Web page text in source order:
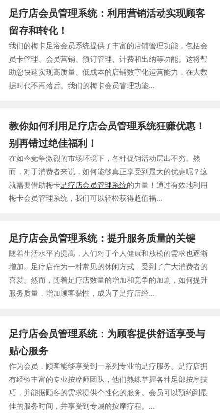
足疗店会员管理系统：利用营销活动实现顾客
留存和转化！
我们的梅卡足浴会员系统提供了丰富的店铺管理功能，包括会
员卡管理、会员营销、预订管理、计费和出纳等功能。这将帮
助您快速实现高质量、低成本的店铺数字化运营能力，在大数
据时代不再落后。我们的梅卡会员管理功能...
教你如何利用足疗店会员管理系统狂赚优惠！
别再错过绝佳福利！
在如今竞争激烈的市场环境下，各种促销活动层出不穷。然
而，对于消费者来说，如何能够真正享受到最大的优惠呢？这
就需要借助梅卡足疗店会员管理系统的力量！通过有效地利用
梅卡会员管理系统，我们可以轻松获得超值福...
足疗店会员管理系统：提升服务质量的关键
随着生活水平的提高，人们对于个人健康和放松的需求也逐渐
增加。足疗店作为一种常见的休闲方式，受到了广大消费者的
喜爱。然而，随着足疗店数量的增加和竞争的加剧，如何提升
服务质量，增加顾客黏性，成为了足疗店经...
足疗店会员管理系统：为顾客提供舒适享受与
贴心服务
作为会员，顾客能够享受到一系列专业的足疗服务。足疗店拥
有经验丰富的专业按摩师团队，他们熟练掌握各种足部按摩技
巧，并能据顾客的需求提供个性化的服务。会员可以预约到最
佳的服务时间，并享受到专属的按摩疗程。...